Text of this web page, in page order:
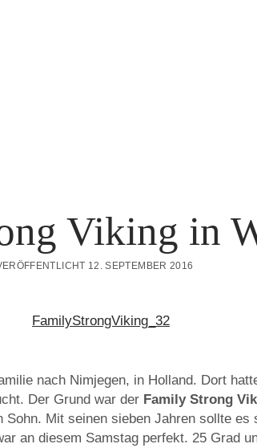
Viking in
12. SEPTEMBER 2016
nach Nimjegen, in Holland. Dort
Der Grund war der Family Strong
Sohn. Mit seinen sieben Jahren sollte
an diesem Samstag perfekt. 25 Grad